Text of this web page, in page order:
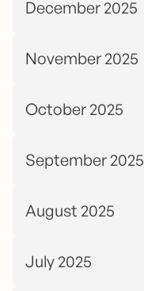
December 2025
November 2025
October 2025
September 2025
August 2025
July 2025